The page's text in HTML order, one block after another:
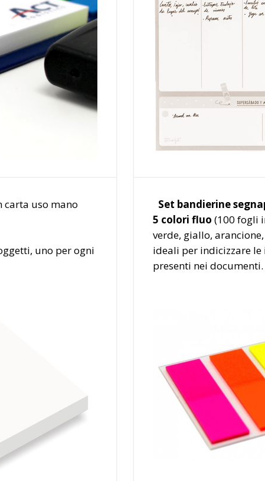
carta uso mano
uno per ogni
Set bandierine
5 colori fluo (100 fogli
verde, giallo,
ideali per indicizzare
presenti nei documenti.